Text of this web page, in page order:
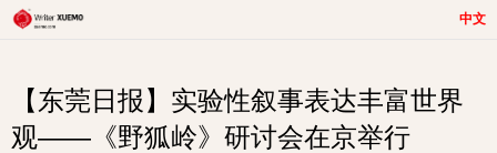
中文
【东莞日报】实验性叙事表达丰富世界
观——《野狐岭》研讨会在京举行